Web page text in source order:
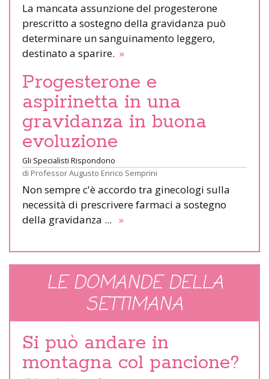
La mancata assunzione del progesterone
prescritto a sostegno della gravidanza può
determinare un sanguinamento leggero,
destinato a sparire. »
Progesterone e
aspirinetta in una
gravidanza in buona
evoluzione
Gli Specialisti Rispondono
di Professor Augusto Enrico Semprini
Non sempre c'è accordo tra ginecologi sulla
necessità di prescrivere farmaci a sostegno
della gravidanza ... »
LE DOMANDE DELLA
SETTIMANA
Si può andare in
montagna col pancione?